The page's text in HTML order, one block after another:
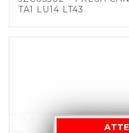
TA1 LU14 LT43